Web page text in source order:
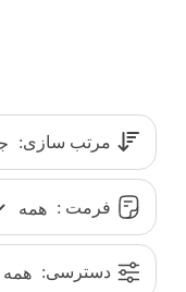
مرتب سازی:
فرمت :
دسترسی: